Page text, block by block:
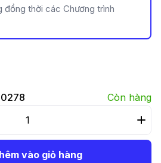
đồng thời các Chương trình
Còn hàng
vào giỏ hàng